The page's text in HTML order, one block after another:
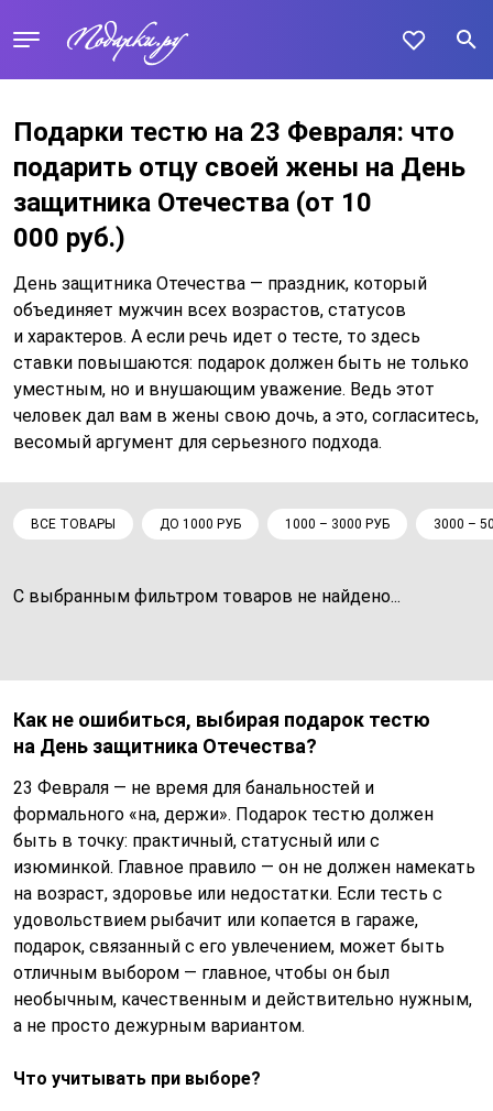
Подарки тестю на 23 Февраля: что
подарить отцу своей жены на День
защитника Отечества (от 10
000 руб.)
День защитника Отечества — праздник, который
объединяет мужчин всех возрастов, статусов
и характеров. А если речь идет о тесте, то здесь
ставки повышаются: подарок должен быть не только
уместным, но и внушающим уважение. Ведь этот
человек дал вам в жены свою дочь, а это, согласитесь,
весомый аргумент для серьезного подхода.
ВСЕ ТОВАРЫ ДО 1000 РУБ 1000 – 3000 РУБ 3000 –
С выбранным фильтром товаров не найдено...
Как не ошибиться, выбирая подарок тестю
на День защитника Отечества?
23 Февраля — не время для банальностей и
формального «на, держи». Подарок тестю должен
быть в точку: практичный, статусный или с
изюминкой. Главное правило — он не должен намекать
на возраст, здоровье или недостатки. Если тесть с
удовольствием рыбачит или копается в гараже,
подарок, связанный с его увлечением, может быть
отличным выбором — главное, чтобы он был
необычным, качественным и действительно нужным,
а не просто дежурным вариантом.
Что учитывать при выборе?